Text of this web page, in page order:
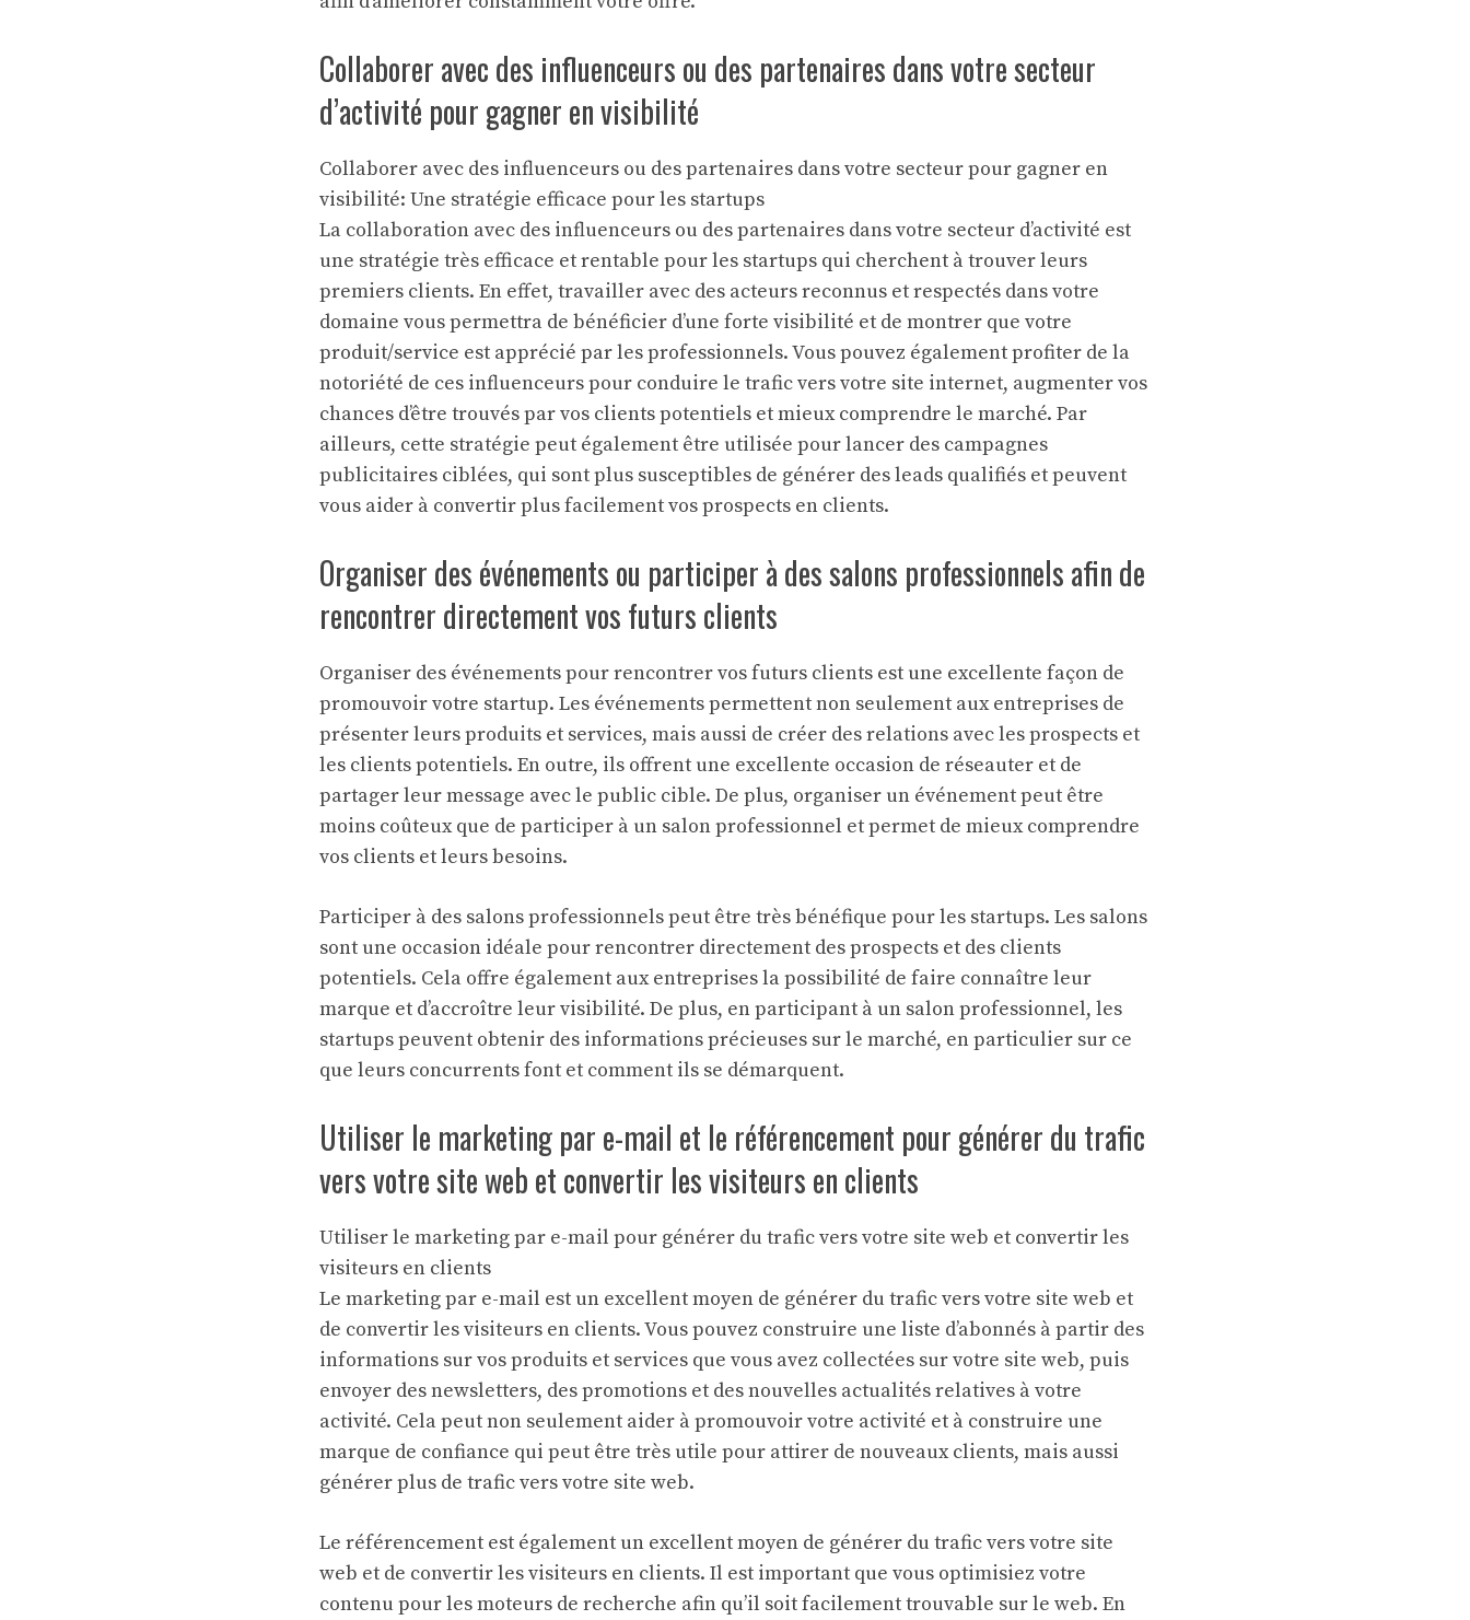
Collaborer avec des influenceurs ou des partenaires dans votre secteur
d’activité pour gagner en visibilité
Collaborer avec des influenceurs ou des partenaires dans votre secteur pour gagner en
visibilité: Une stratégie efficace pour les startups
La collaboration avec des influenceurs ou des partenaires dans votre secteur d’activité est
une stratégie très efficace et rentable pour les startups qui cherchent à trouver leurs
premiers clients. En effet, travailler avec des acteurs reconnus et respectés dans votre
domaine vous permettra de bénéficier d’une forte visibilité et de montrer que votre
produit/service est apprécié par les professionnels. Vous pouvez également profiter de la
notoriété de ces influenceurs pour conduire le trafic vers votre site internet, augmenter vos
chances d’être trouvés par vos clients potentiels et mieux comprendre le marché. Par
ailleurs, cette stratégie peut également être utilisée pour lancer des campagnes
publicitaires ciblées, qui sont plus susceptibles de générer des leads qualifiés et peuvent
vous aider à convertir plus facilement vos prospects en clients.
Organiser des événements ou participer à des salons professionnels afin de
rencontrer directement vos futurs clients
Organiser des événements pour rencontrer vos futurs clients est une excellente façon de
promouvoir votre startup. Les événements permettent non seulement aux entreprises de
présenter leurs produits et services, mais aussi de créer des relations avec les prospects et
les clients potentiels. En outre, ils offrent une excellente occasion de réseauter et de
partager leur message avec le public cible. De plus, organiser un événement peut être
moins coûteux que de participer à un salon professionnel et permet de mieux comprendre
vos clients et leurs besoins.
Participer à des salons professionnels peut être très bénéfique pour les startups. Les salons
sont une occasion idéale pour rencontrer directement des prospects et des clients
potentiels. Cela offre également aux entreprises la possibilité de faire connaître leur
marque et d’accroître leur visibilité. De plus, en participant à un salon professionnel, les
startups peuvent obtenir des informations précieuses sur le marché, en particulier sur ce
que leurs concurrents font et comment ils se démarquent.
Utiliser le marketing par e-mail et le référencement pour générer du trafic
vers votre site web et convertir les visiteurs en clients
Utiliser le marketing par e-mail pour générer du trafic vers votre site web et convertir les
visiteurs en clients
Le marketing par e-mail est un excellent moyen de générer du trafic vers votre site web et
de convertir les visiteurs en clients. Vous pouvez construire une liste d’abonnés à partir des
informations sur vos produits et services que vous avez collectées sur votre site web, puis
envoyer des newsletters, des promotions et des nouvelles actualités relatives à votre
activité. Cela peut non seulement aider à promouvoir votre activité et à construire une
marque de confiance qui peut être très utile pour attirer de nouveaux clients, mais aussi
générer plus de trafic vers votre site web.
Le référencement est également un excellent moyen de générer du trafic vers votre site
web et de convertir les visiteurs en clients. Il est important que vous optimisiez votre
contenu pour les moteurs de recherche afin qu’il soit facilement trouvable sur le web. En